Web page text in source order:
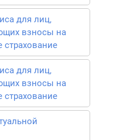
для лиц,
взносы на
страхование
для лиц,
взносы на
страхование